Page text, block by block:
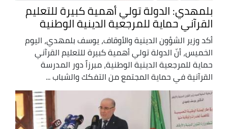
بلمهدي: الدولة تولي أهمية كبيرة للتعليم
القرآني حماية للمرجعية الدينية الوطنية
أكد وزير الشؤون الدينية والأوقاف، يوسف بلمهدي، اليوم
الخميس، أنّ الدولة تولي أهمية كبيرة للتعليم القرآني
حماية للمرجعية الدينية الوطنية، مبرزاً دور المدرسة
القرآنية في حماية المجتمع من التفكك والشباب ...